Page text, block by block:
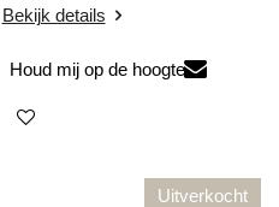
Bekijk details
Houd mij op de hoogte
Uitverkocht